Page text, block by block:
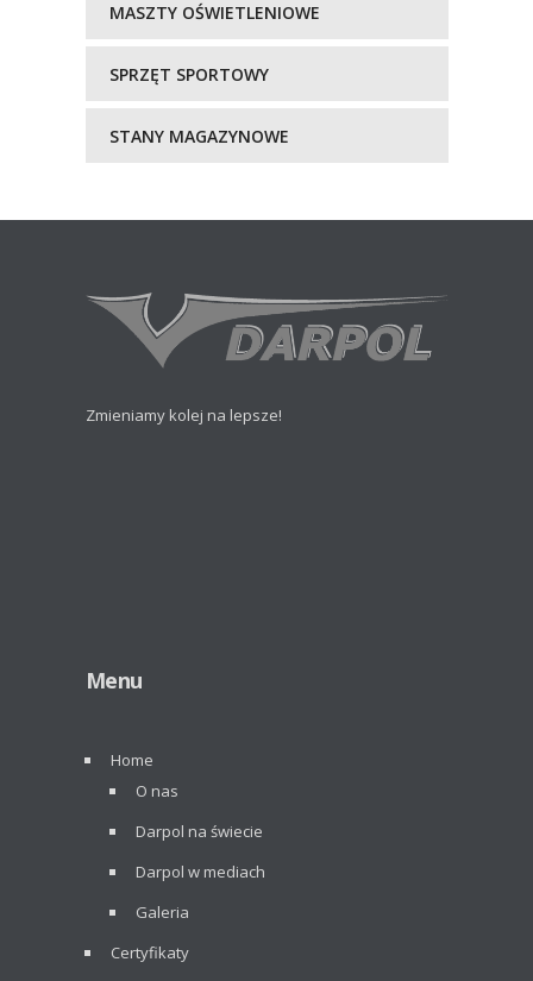
MASZTY OŚWIETLENIOWE
SPRZĘT SPORTOWY
STANY MAGAZYNOWE
Zmieniamy kolej na lepsze!
Menu
Home
O nas
Darpol na świecie
Darpol w mediach
Galeria
Certyfikaty